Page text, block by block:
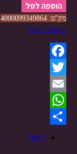
הוספה לסל
מק"ט: 4000099349864
כובעים לנשים
Facebook
Twitter
Email
WhatsApp
תיאור